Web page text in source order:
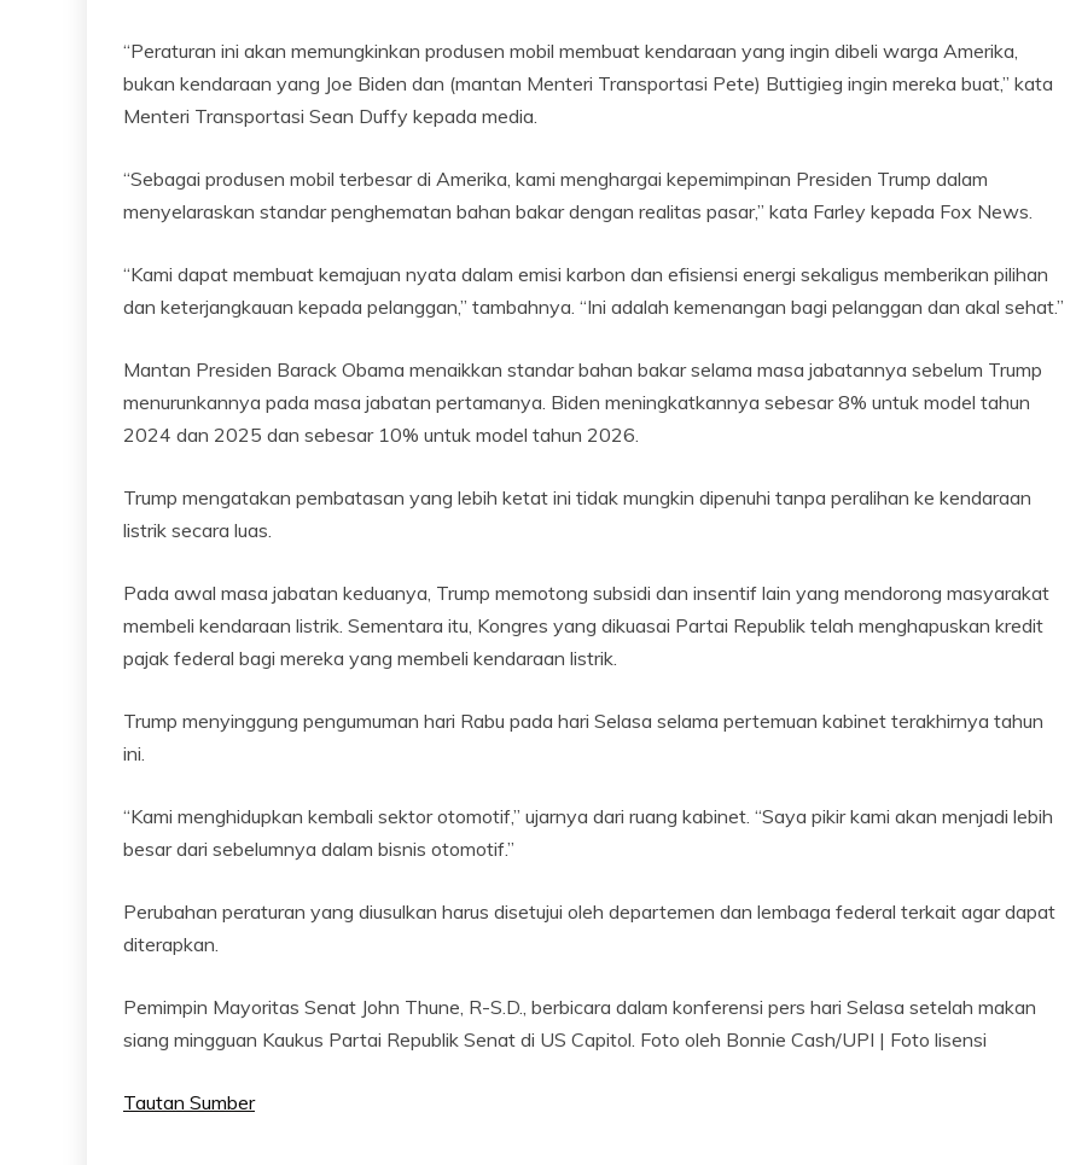
“Peraturan ini akan memungkinkan produsen mobil membuat kendaraan yang ingin dibeli warga Amerika,
bukan kendaraan yang Joe Biden dan (mantan Menteri Transportasi Pete) Buttigieg ingin mereka buat,” kata
Menteri Transportasi Sean Duffy kepada media.
“Sebagai produsen mobil terbesar di Amerika, kami menghargai kepemimpinan Presiden Trump dalam
menyelaraskan standar penghematan bahan bakar dengan realitas pasar,” kata Farley kepada Fox News.
“Kami dapat membuat kemajuan nyata dalam emisi karbon dan efisiensi energi sekaligus memberikan pilihan
dan keterjangkauan kepada pelanggan,” tambahnya. “Ini adalah kemenangan bagi pelanggan dan akal sehat.”
Mantan Presiden Barack Obama menaikkan standar bahan bakar selama masa jabatannya sebelum Trump
menurunkannya pada masa jabatan pertamanya. Biden meningkatkannya sebesar 8% untuk model tahun
2024 dan 2025 dan sebesar 10% untuk model tahun 2026.
Trump mengatakan pembatasan yang lebih ketat ini tidak mungkin dipenuhi tanpa peralihan ke kendaraan
listrik secara luas.
Pada awal masa jabatan keduanya, Trump memotong subsidi dan insentif lain yang mendorong masyarakat
membeli kendaraan listrik. Sementara itu, Kongres yang dikuasai Partai Republik telah menghapuskan kredit
pajak federal bagi mereka yang membeli kendaraan listrik.
Trump menyinggung pengumuman hari Rabu pada hari Selasa selama pertemuan kabinet terakhirnya tahun
ini.
“Kami menghidupkan kembali sektor otomotif,” ujarnya dari ruang kabinet. “Saya pikir kami akan menjadi lebih
besar dari sebelumnya dalam bisnis otomotif.”
Perubahan peraturan yang diusulkan harus disetujui oleh departemen dan lembaga federal terkait agar dapat
diterapkan.
Pemimpin Mayoritas Senat John Thune, R-S.D., berbicara dalam konferensi pers hari Selasa setelah makan
siang mingguan Kaukus Partai Republik Senat di US Capitol. Foto oleh Bonnie Cash/UPI | Foto lisensi
Tautan Sumber